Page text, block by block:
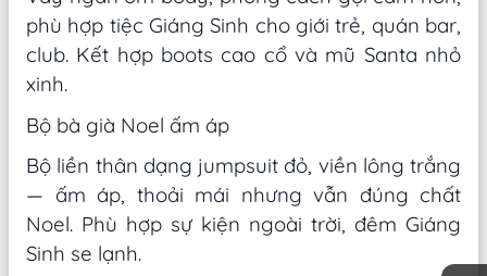
phù hợp tiệc Giáng Sinh cho giới trẻ, quán bar,
club. Kết hợp boots cao cổ và mũ Santa nhỏ
xinh.
Bộ bà già Noel ấm áp
Bộ liền thân dạng jumpsuit đỏ, viền lông trắng
— ấm áp, thoải mái nhưng vẫn đúng chất
Noel. Phù hợp sự kiện ngoài trời, đêm Giáng
Sinh se lạnh.